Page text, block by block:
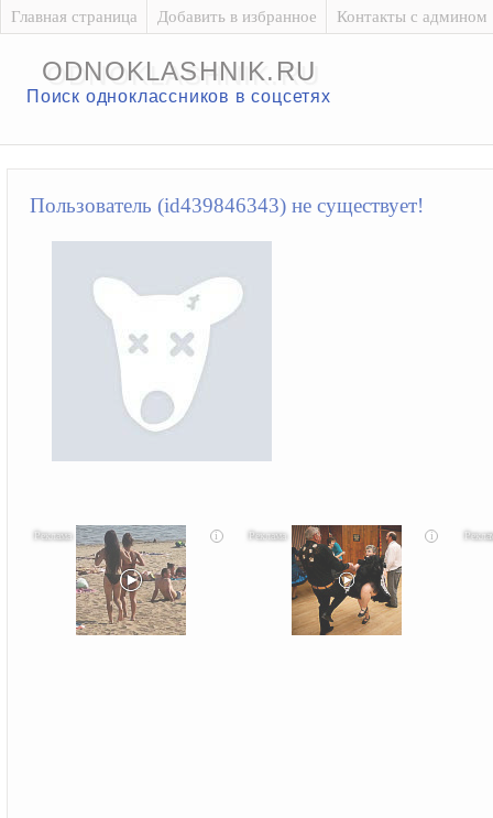
Главная страница Добавить в избранное Контакты с админом
ODNOKLASHNIK.RU
Поиск одноклассников в соцсетях
Пользователь (id439846343) не существует!
i i